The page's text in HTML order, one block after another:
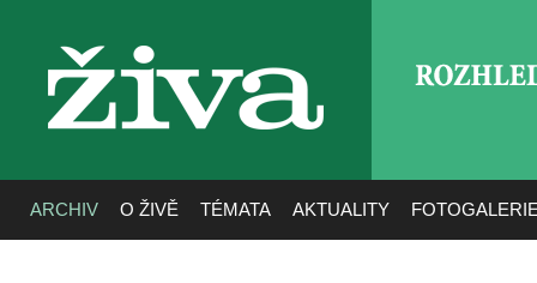
živa
ARCHIV O ŽIVĚ TÉMATA AKTUALITY